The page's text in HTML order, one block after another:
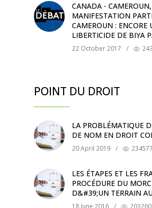
CANADA -
MANIFESTATION
CAMEROUN : ENCORE
LIBERTICIDE DE BIYA
22 October 2017 /
POINT DU DROIT
LA PROBLÉMATIQUE
DE NOM EN DROIT
20 April 2019 / 234577
LES ÉTAPES ET LES
PROCÉDURE DU
D&#39;UN TERRAIN
18 June 2016 / 203260